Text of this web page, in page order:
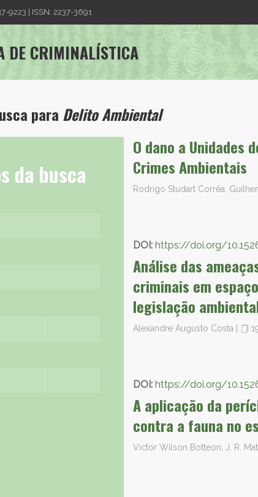
9223 | ISSN: 2237-3691
DE CRIMINALÍSTICA
para Delito Ambiental
da busca
O dano a Unidades
Crimes Ambientais
Rodrigo Studart Corrêa,
DOI: https://doi.org/
Análise das
criminais em
legislação
Alexandre Augusto Costa
DOI: https://doi.org/
A aplicação da
contra a fauna no
Victor Wilson Botteon, J. R.